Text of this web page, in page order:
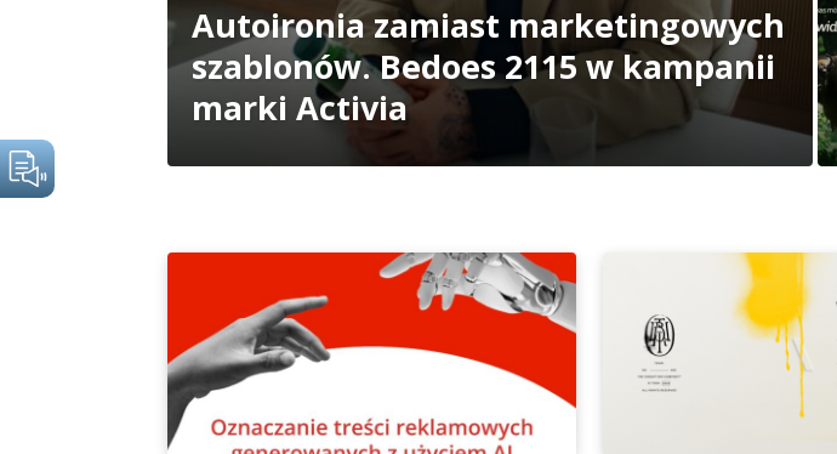
Autoironia zamiast marketingowych
szablonów. Bedoes 2115 w kampanii
marki Activia